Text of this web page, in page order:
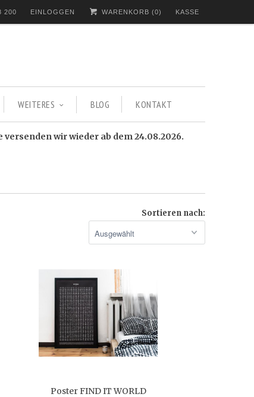
200 EINLOGGEN WARENKORB (0) KASSE
WEITERES BLOG KONTAKT
wir wieder ab dem 24.08.2026.
Sortieren nach:
Poster FIND IT WORLD